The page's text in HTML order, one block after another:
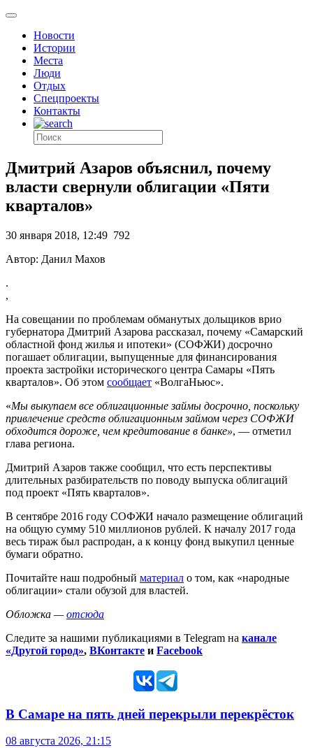
Новости
Истории
Места
Люди
Отдых
Спецпроекты
Контакты
Дмитрий Азаров объяснил, почему
власти свернули облигации «Пяти
кварталов»
30 января 2018, 12:49 792
Автор: Данил Махов
.
,
На совещании по проблемам обманутых дольщиков врио
губернатора Дмитрий Азарова рассказал, почему «Самарский
областной фонд жилья и ипотеки» (СОФЖИ) досрочно
погашает облигации, выпущенные для финансирования
проекта застройки исторического центра Самары «Пять
кварталов». Об этом сообщает «ВолгаНьюс».
«Мы выкупаем все облигационные займы досрочно, поскольку
привлечение средств облигационным займом через СОФЖИ
обходится дороже, чем кредитование в банке», — отметил
глава региона.
Дмитрий Азаров также сообщил, что есть перспективы
длительных разбирательств по поводу выпуска облигаций
под проект «Пять кварталов».
В сентябре 2016 году СОФЖИ начало размещение облигаций
на общую сумму 510 миллионов рублей. К началу 2017 года
весь тираж был распродан, а к концу фонд выкупил ценные
бумаги обратно.
Почитайте наш подробный материал о том, как «народные
облигации» стали обузой для властей.
Обложка —отсюда
Следите за нашими публикациями в Telegram на канале
«Другой город», ВКонтакте и Facebook
В Самаре на пять дней перекрыли перекрёсток
08 августа 2026, 21:15